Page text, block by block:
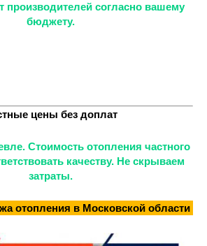
производителей согласно вашему
бюджету.
цены без доплат
Стоимость отопления частного
качеству. Не скрываем
затраты.
отопления в Московской области